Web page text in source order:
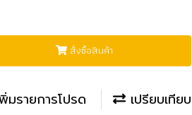
สั่งซื้อสินค้า
มรายการโปรด เปรียบเทียบ